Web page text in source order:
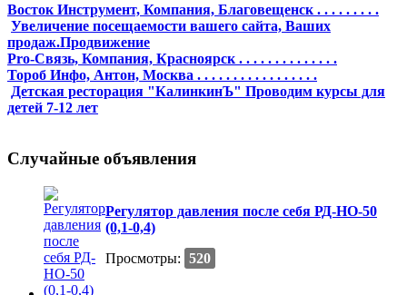
Восток Инструмент, Компания, Благовещенск . . . . . . . . .
Увеличение посещаемости вашего сайта, Ваших
продаж.Продвижение
Pro-Связь, Компания, Красноярск . . . . . . . . . . . . . .
Тороб Инфо, Антон, Москва . . . . . . . . . . . . . . . . .
Детская ресторация "КалинкинЪ" Проводим курсы для
детей 7-12 лет
Случайные объявления
Регулятор давления после себя РД-НО-50
(0,1-0,4)
Просмотры: 520